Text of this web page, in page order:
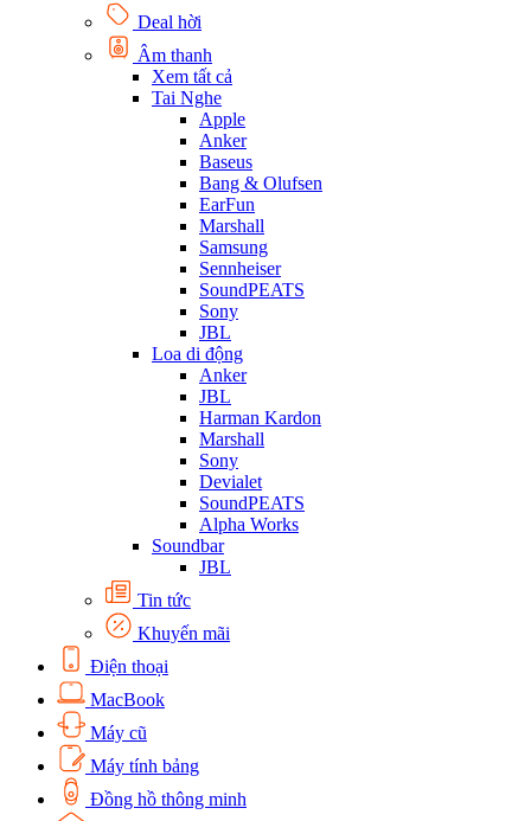
Deal hời
Âm thanh
Xem tất cả
Tai Nghe
Apple
Anker
Baseus
Bang & Olufsen
EarFun
Marshall
Samsung
Sennheiser
SoundPEATS
Sony
JBL
Loa di động
Anker
JBL
Harman Kardon
Marshall
Sony
Devialet
SoundPEATS
Alpha Works
Soundbar
JBL
Tin tức
Khuyến mãi
Điện thoại
MacBook
Máy cũ
Máy tính bảng
Đồng hồ thông minh